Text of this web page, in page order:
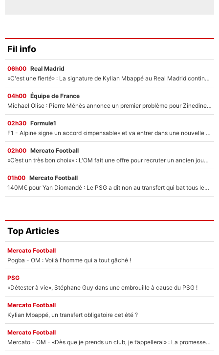
Fil info
06h00 Real Madrid
«C'est une fierté» : La signature de Kylian Mbappé au Real Madrid continue de régaler l'Espagne
04h00 Équipe de France
Michael Olise : Pierre Ménès annonce un premier problème pour Zinedine Zidane en équipe de France
02h30 Formule1
F1 - Alpine signe un accord «impensable» et va entrer dans une nouvelle dimension : Grande nouvelle pour Pierre Gasly !
02h00 Mercato Football
«C’est un très bon choix» : L'OM fait une offre pour recruter un ancien joueur du PSG... et c'est validé dans l'After Foot !
01h00 Mercato Football
140M€ pour Yan Diomandé : Le PSG a dit non au transfert qui bat tous les records sur le mercato
Top Articles
Mercato Football
Pogba - OM : Voilà l'homme qui a tout gâché !
PSG
«Détester à vie», Stéphane Guy dans une embrouille à cause du PSG !
Mercato Football
Kylian Mbappé, un transfert obligatoire cet été ?
Mercato Football
Mercato - OM - «Dès que je prends un club, je t’appellerai» : La promesse de Marcelino au moment de claquer la porte